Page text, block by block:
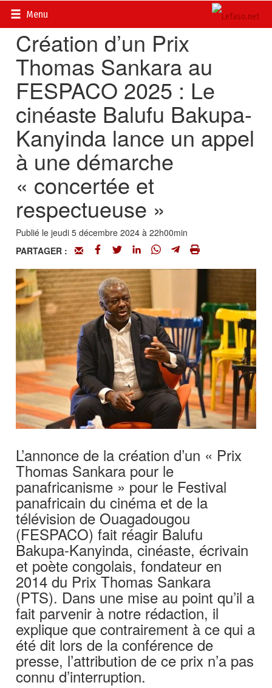
Menu
Accueil>
Création d’un Prix
Thomas Sankara au
FESPACO 2025 : Le
cinéaste Balufu Bakupa-
Kanyinda lance un appel
à une démarche
« concertée et
respectueuse »
Publié le jeudi 5 décembre 2024 à 22h00min
PARTAGER :
L’annonce de la création d’un « Prix
Thomas Sankara pour le
panafricanisme » pour le Festival
panafricain du cinéma et de la
télévision de Ouagadougou
(FESPACO) fait réagir Balufu
Bakupa-Kanyinda, cinéaste, écrivain
et poète congolais, fondateur en
2014 du Prix Thomas Sankara
(PTS). Dans une mise au point qu’il a
fait parvenir à notre rédaction, il
explique que contrairement à ce qui a
été dit lors de la conférence de
presse, l’attribution de ce prix n’a pas
connu d’interruption.